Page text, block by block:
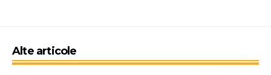
Alte articole